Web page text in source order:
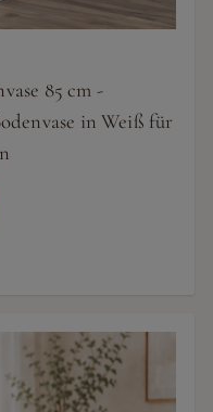
85 cm -
in Weiß für